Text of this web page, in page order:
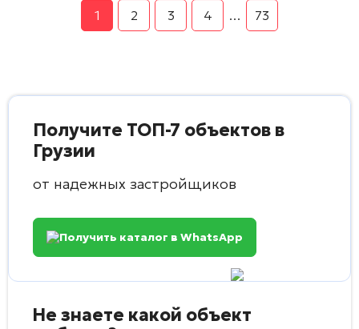
1 2 3 4 … 73
Получите ТОП-7 объектов в
Грузии
от надежных застройщиков
Получить каталог в WhatsApp
Не знаете какой объект